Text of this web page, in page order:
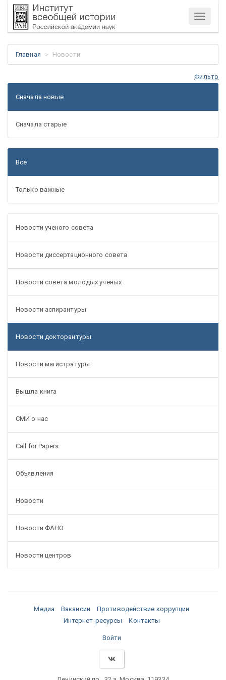
Меню
Главная Новости
Фильтр
Сначала новые
Сначала старые
Все
Только важные
Новости ученого совета
Новости диссертационного совета
Новости совета молодых ученых
Новости аспирантуры
Новости докторантуры
Новости магистратуры
Вышла книга
СМИ о нас
Call for Papers
Объявления
Новости
Новости ФАНО
Новости центров
Медиа Вакансии
Противодействие коррупции
Интернет-ресурсы
Контакты
Войти